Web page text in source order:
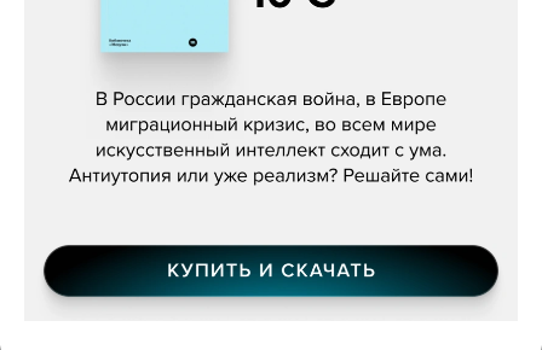
Константин Зарубин, «Наше сердце